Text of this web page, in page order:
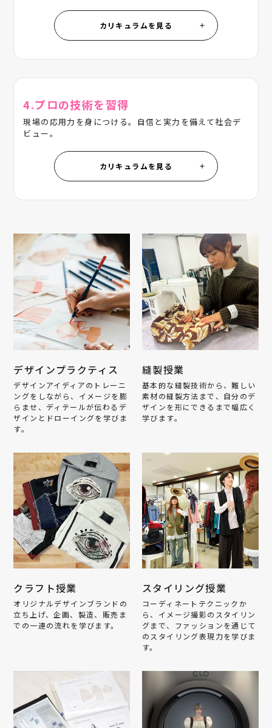
カリキュラムを見る
4.プロの技術を習得
現場の応用力を身につける。自信と実力を備えて社会デ
ビュー。
カリキュラムを見る
デザインプラクティス
デザインアイディアのトレーニ
ングをしながら、イメージを膨
らませ、ディテールが伝わるデ
ザインとドローイングを学びま
す。
縫製授業
基本的な縫製技術から、難しい
素材の縫製方法まで、自分のデ
ザインを形にできるまで幅広く
学びます。
クラフト授業
オリジナルデザインブランドの
立ち上げ、企画、製造、販売ま
での一連の流れを学びます。
スタイリング授業
コーディネートテクニックか
ら、イメージ撮影のスタイリン
グまで、ファッションを通じて
のスタイリング表現力を学びま
す。